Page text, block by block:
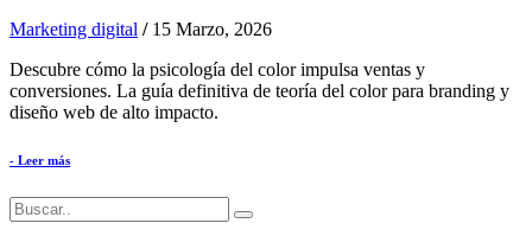
Marketing digital / 15 Marzo, 2026
Descubre cómo la psicología del color impulsa ventas y
conversiones. La guía definitiva de teoría del color para branding y
diseño web de alto impacto.
- Leer más